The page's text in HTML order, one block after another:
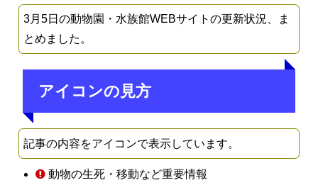
3月5日の動物園・水族館WEBサイトの更新状況、ま
とめました。
アイコンの見方
記事の内容をアイコンで表示しています。
動物の生死・移動など重要情報